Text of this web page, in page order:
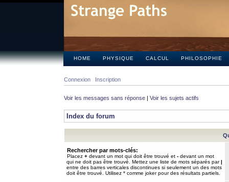
HOME PHYSIQUE CALCUL PHILOSOPHIE
Connexion Inscription
Voir les messages sans réponse | Voir les sujets actifs
Index du forum
Rechercher par mots-clés:
Placez + devant un mot qui doit être trouvé et - devant un mot
qui ne doit pas être trouvé. Mettez une liste de mots séparés par|
entre des barres verticales discontinues si seulement un des mots
doit être trouvé. Utilisez * comme joker pour des résultats partiels.